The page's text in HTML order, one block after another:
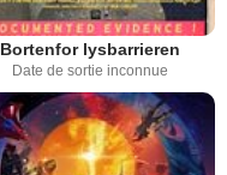
Bortenfor lysbarrieren
Date de sortie inconnue